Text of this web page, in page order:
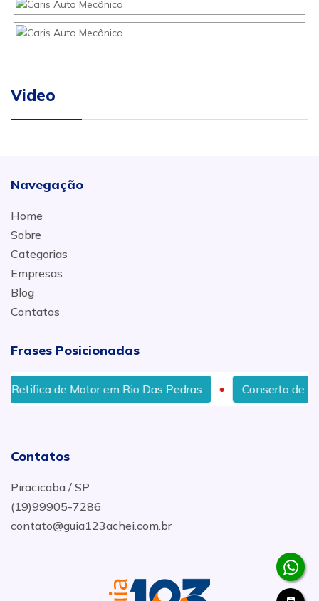
Video
Navegação
Home
Sobre
Categorias
Empresas
Blog
Contatos
Frases Posicionadas
de Motor em Rio Das Pedras Conserto de
Contatos
Piracicaba / SP
(19)99905-7286
contato@guia123achei.com.br